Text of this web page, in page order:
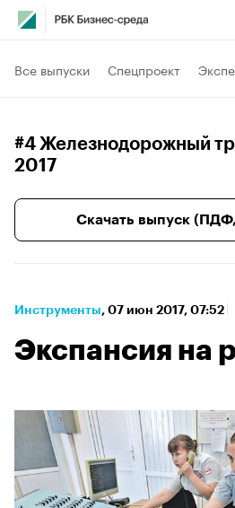
Все выпуски Спецпроект
#4 Железнодорожный
2017
Скачать выпуск
Инструменты⁠, 07 июн 2017, 07:52
Экспансия на